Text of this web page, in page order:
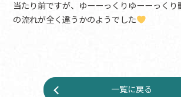
当たり前ですが、ゆーーっくりゆーーっくり
の流れが全く違うかのようでした
一覧に戻る